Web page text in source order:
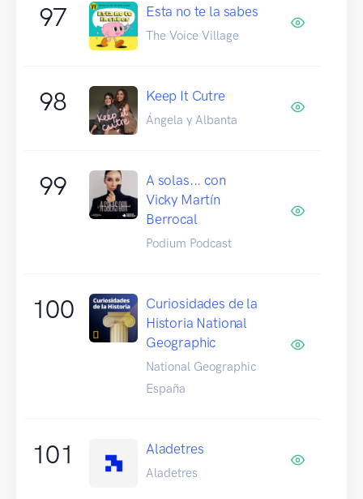
97 Esta no te la sabes
The Voice Village
98 Keep It Cutre
Ángela y Albanta
99
A solas... con
Vicky Martín
Berrocal
Podium Podcast
100
Curiosidades de la
Historia National
Geographic
National Geographic
España
101 Aladetres
Aladetres